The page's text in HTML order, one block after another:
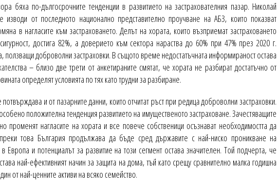
бяха по-дългосрочните тенденции в развитието на застрахователния пазар. Николай
изводи от последното национално представително проучване на АБЗ, които показват
в нагласите към застраховането. Делът на хората, които възприемат застраховането
достига 82%, а доверието към сектора нараства до 60% при 47% през 2020 г.
ползващи доброволни застраховки. В същото време недостатъчната информираност остава
– близо две трети от анкетираните смятат, че хората не разбират достатъчно от
определят условията по тях като трудни за разбиране.
и от пазарните данни, които отчитат ръст при редица доброволни застраховки.
положителна тенденция развитието на имущественото застраховане. Зачестяващите
променят нагласите на хората и все повече собственици осъзнават необходимостта да
това България продължава да бъде сред държавите с най-ниско проникване на
Европа и потенциалът за развитие на този сегмент остава значителен. Той подчерта, че
най-ефективният начин за защита на дома, тъй като срещу сравнително малка годишна
от най-ценните активи на всяко семейство.